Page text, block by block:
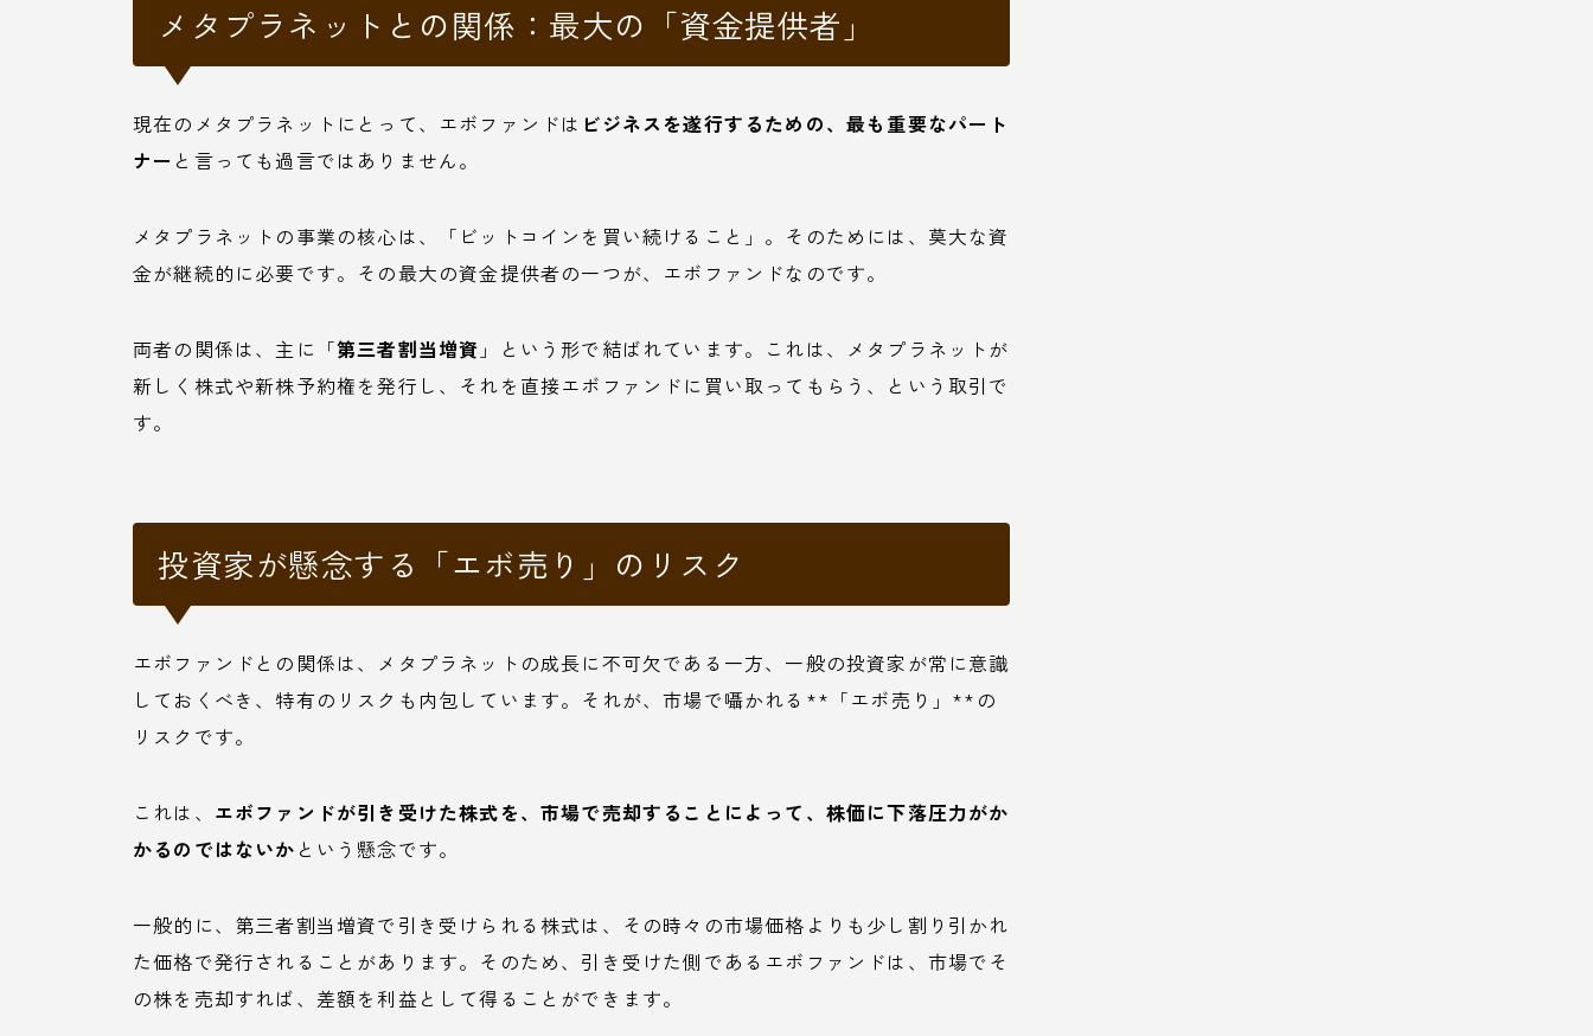
メタプラネットとの関係：最大の「資金提供者」
現在のメタプラネットにとって、エボファンドは ビジネスを遂行するための、最も重要なパート
ナー と言っても過言ではありません。
メタプラネットの事業の核心は、「ビットコインを買い続けること」。そのためには、莫大な資
金が継続的に必要です。その最大の資金提供者の一つが、エボファンドなのです。
両者の関係は、主に「第三者割当増資 」という形で結ばれています。これは、メタプラネットが
新しく株式や新株予約権を発行し、それを直接エボファンドに買い取ってもらう、という取引で
す。
投資家が懸念する「エボ売り」のリスク
エボファンドとの関係は、メタプラネットの成長に不可欠である一方、一般の投資家が常に意識
しておくべき、特有のリスクも内包しています。それが、市場で囁かれる**「エボ売り」**の
リスクです。
これは、 エボファンドが引き受けた株式を、市場で売却することによって、株価に下落圧力がか
かるのではないか という懸念です。
一般的に、第三者割当増資で引き受けられる株式は、その時々の市場価格よりも少し割り引かれ
た価格で発行されることがあります。そのため、引き受けた側であるエボファンドは、市場でそ
の株を売却すれば、差額を利益として得ることができます。